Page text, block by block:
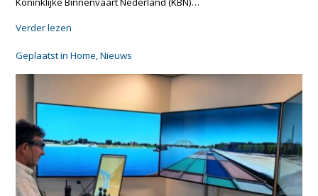
Verder lezen
Nederland
samenwerkingspartner"
Geplaatst inHome,Nieuws